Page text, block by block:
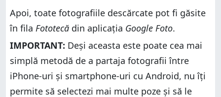
Apoi, toate fotografiile descărcate pot fi găsite
în fila Fototecă din aplicația Google Foto.
IMPORTANT: Deși aceasta este poate cea mai
simplă metodă de a partaja fotografii între
iPhone-uri și smartphone-uri cu Android, nu îți
permite să selectezi mai multe poze și să le